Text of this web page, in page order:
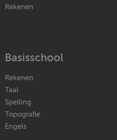
Rekenen
Basisschool
Rekenen
Taal
Spelling
Topografie
Engels